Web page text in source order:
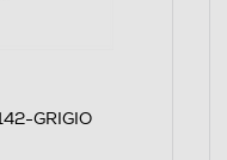
GRIGIO